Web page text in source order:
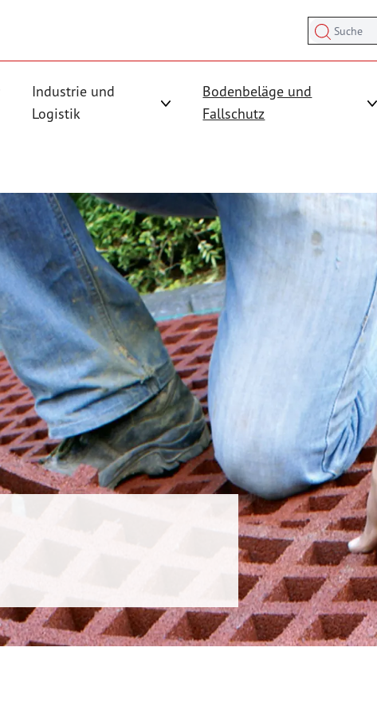
Untermenü für Kategorie Antirutschmatten anzeigen
Industrie und
Logistik
Untermenü für Kategorie Industrie
Bodenbeläge und
Fallschutz